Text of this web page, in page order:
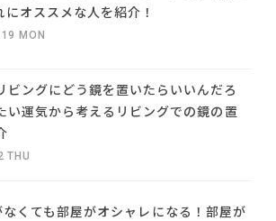
にオススメな人を紹介！
MON
ビングにどう鏡を置いたらいいんだろ
い運気から考えるリビングでの鏡の置
THU
くても部屋がオシャレになる！部屋が